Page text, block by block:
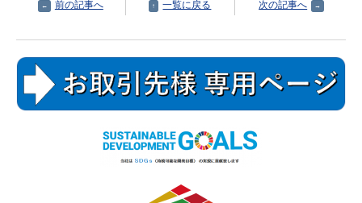
前の記事へ 一覧に戻る 次の記事へ